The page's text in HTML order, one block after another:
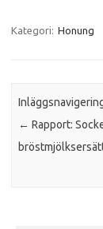
Kategori: Honung
← Rapport: